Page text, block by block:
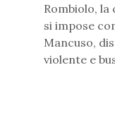
Rombiolo, la
si impose
Mancuso,
violente e